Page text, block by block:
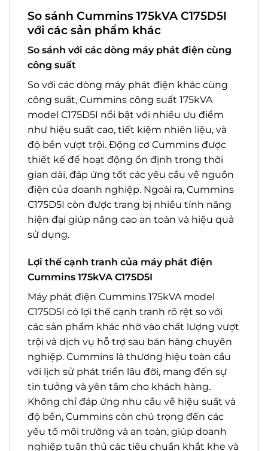
So sánh Cummins 175kVA C175D5I
với các sản phẩm khác
So sánh với các dòng máy phát điện cùng
công suất
So với các dòng máy phát điện khác cùng
công suất, Cummins công suất 175kVA
model C175D5I nổi bật với nhiều ưu điểm
như hiệu suất cao, tiết kiệm nhiên liệu, và
độ bền vượt trội. Động cơ Cummins được
thiết kế để hoạt động ổn định trong thời
gian dài, đáp ứng tốt các yêu cầu về nguồn
điện của doanh nghiệp. Ngoài ra, Cummins
C175D5I còn được trang bị nhiều tính năng
hiện đại giúp nâng cao an toàn và hiệu quả
sử dụng.
Lợi thế cạnh tranh của máy phát điện
Cummins 175kVA C175D5I
Máy phát điện Cummins 175kVA model
C175D5I có lợi thế cạnh tranh rõ rệt so với
các sản phẩm khác nhờ vào chất lượng vượt
trội và dịch vụ hỗ trợ sau bán hàng chuyên
nghiệp. Cummins là thương hiệu toàn cầu
với lịch sử phát triển lâu đời, mang đến sự
tin tưởng và yên tâm cho khách hàng.
Không chỉ đáp ứng nhu cầu về hiệu suất và
độ bền, Cummins còn chú trọng đến các
yếu tố môi trường và an toàn, giúp doanh
nghiệp tuân thủ các tiêu chuẩn khắt khe và